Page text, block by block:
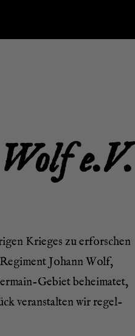
e.V.
Krie­ges zu erfor­schen
Johann Wolf,
Gebiet behei­ma­tet,
ver­an­stal­ten wir regel­